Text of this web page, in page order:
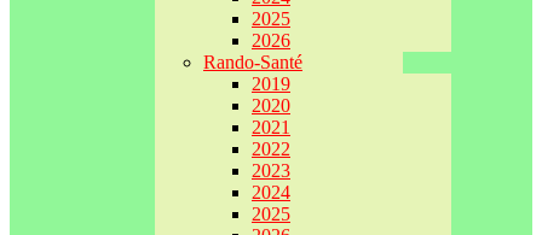
2025
2026
Rando-Santé
2019
2020
2021
2022
2023
2024
2025